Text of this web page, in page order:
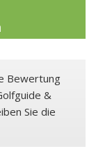
Bewertung
&
Sie die